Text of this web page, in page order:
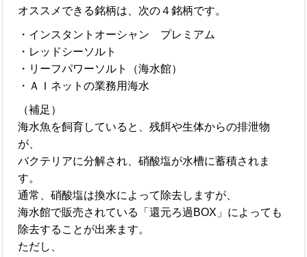
オススメできる銘柄は、次の４銘柄です。
・インスタントオーシャン プレミアム
・レッドシーソルト
・リーフパワーソルト（海水館）
・ＡＩネットの業務用海水
（補足）
海水魚を飼育していると、残餌や生体からの排泄物
が、
バクテリアに分解され、硝酸塩が水槽に蓄積されま
す。
通常、硝酸塩は換水によって除去しますが、
海水館で販売されている「還元ろ過BOX」によっても
除去することが出来ます。
ただし、